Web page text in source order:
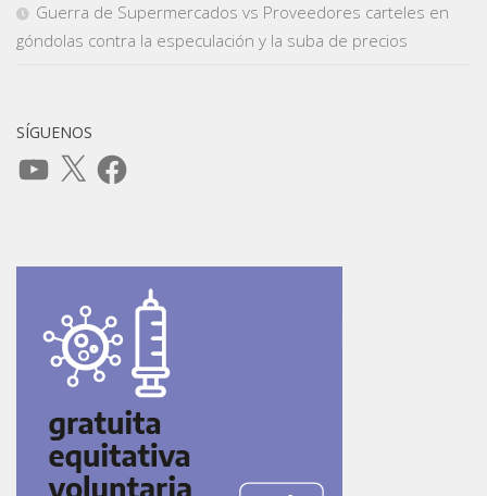
Guerra de Supermercados vs Proveedores carteles en
góndolas contra la especulación y la suba de precios
SÍGUENOS
YouTube
X Facebook